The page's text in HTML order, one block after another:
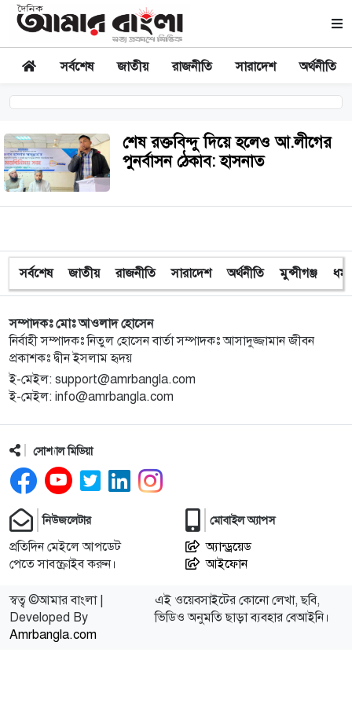
সর্বশেষ জাতীয় রাজনীতি সারাদেশ অর্থনীতি
শেষ রক্তবিন্দু দিয়ে হলেও আ.লীগের
পুনর্বাসন ঠেকাব: হাসনাত
সর্বশেষ জাতীয় রাজনীতি সারাদেশ অর্থনীতি মুন্সীগঞ্জ ধর্ম
সম্পাদকঃ মোঃ আওলাদ হোসেন
নির্বাহী সম্পাদকঃ নিতুল হোসেন বার্তা সম্পাদকঃ আসাদুজ্জামান জীবন
প্রকাশকঃ দ্বীন ইসলাম হৃদয়
ই-মেইল: support@amrbangla.com
ই-মেইল: info@amrbangla.com
সোশ্যাল মিডিয়া
নিউজলেটার
প্রতিদিন মেইলে আপডেট
পেতে সাবস্ক্রাইব করুন।
মোবাইল অ্যাপস
অ্যান্ড্রয়েড
আইফোন
স্বত্ব ©আমার বাংলা |
Developed By
Amrbangla.com
এই ওয়েবসাইটের কোনো লেখা, ছবি,
ভিডিও অনুমতি ছাড়া ব্যবহার বেআইনি।